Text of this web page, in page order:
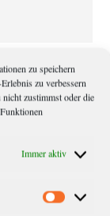
zu speichern
zu verbessern
zustimmst oder die
Immer aktiv
Felder